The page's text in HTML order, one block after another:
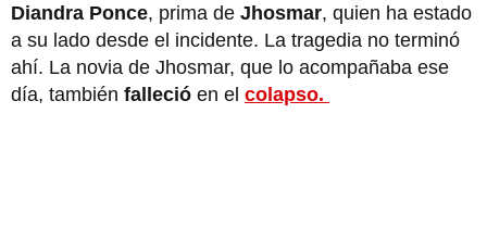
Diandra Ponce, prima de Jhosmar, quien ha estado
a su lado desde el incidente. La tragedia no terminó
ahí. La novia de Jhosmar, que lo acompañaba ese
día, también falleció en el colapso.